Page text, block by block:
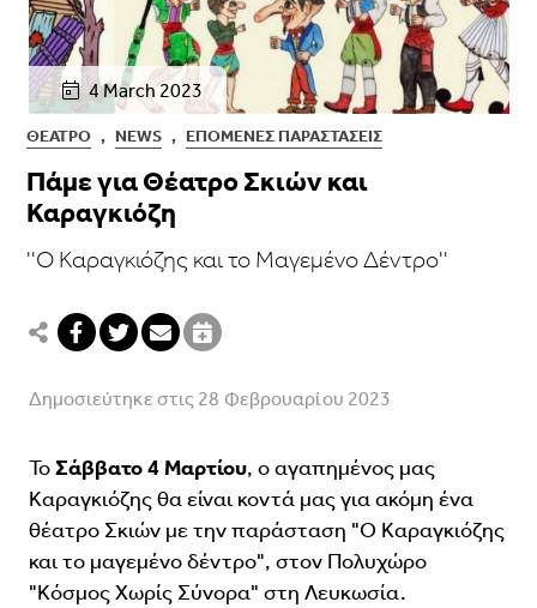
4 March 2023
ΘΈΑΤΡΟ , NEWS , ΕΠΌΜΕΝΕΣ ΠΑΡΑΣΤΆΣΕΙΣ
Πάμε για Θέατρο Σκιών και
Καραγκιόζη
''Ο Καραγκιόζης και το Μαγεμένο Δέντρο''
Δημοσιεύτηκε στις 28 Φεβρουαρίου 2023
ΤοΣάββατο 4 Μαρτίου, ο αγαπημένος μας
Καραγκιόζης θα είναι κοντά μας για ακόμη ένα
θέατρο Σκιών με την παράσταση "Ο Καραγκιόζης
και το μαγεμένο δέντρο", στον Πολυχώρο
"Κόσμος Χωρίς Σύνορα" στη Λευκωσία.